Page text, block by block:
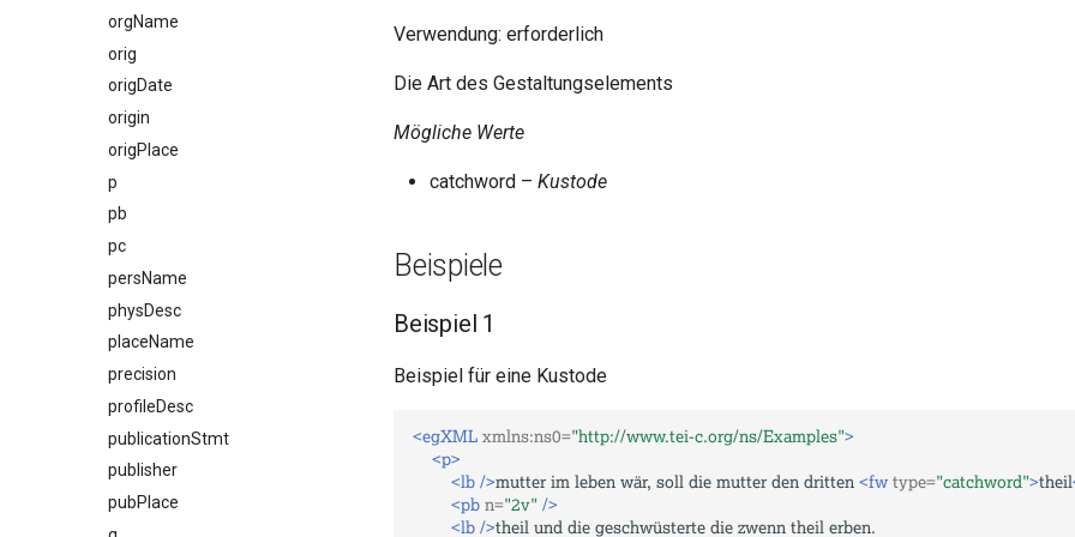
orgName
orig
origDate
origin
origPlace
p
pb
pc
persName
physDesc
placeName
precision
profileDesc
publicationStmt
publisher
pubPlace
Verwendung: erforderlich
Die Art des Gestaltungselements
Mögliche Werte
catchword – Kustode
Beispiele
Beispiel 1
Beispiel für eine Kustode
<egXML xmlns:ns0="http://www.tei-c.org/ns/Examples">
<p>
<lb />mutter im leben wär, soll die mutter den dritten <fw type="catchword">theil
<pb n="2v" />
<lb />theil und die geschwüsterte die zwenn theil